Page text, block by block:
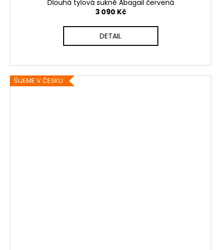
Dlouhá tylová sukně Abagail červená
3 090 Kč
DETAIL
ŠIJEME V ČESKU